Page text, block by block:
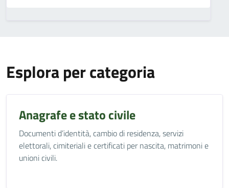
Esplora per categoria
Anagrafe e stato civile
Documenti d’identità, cambio di residenza, servizi
elettorali, cimiteriali e certificati per nascita, matrimoni e
unioni civili.